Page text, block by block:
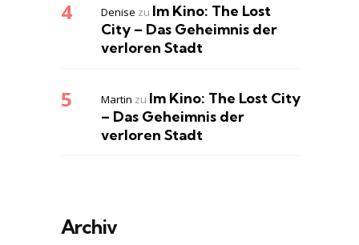
Denise zu Im Kino: The Lost
City – Das Geheimnis der
verloren Stadt
Martin zu Im Kino: The Lost City
– Das Geheimnis der
verloren Stadt
Archiv